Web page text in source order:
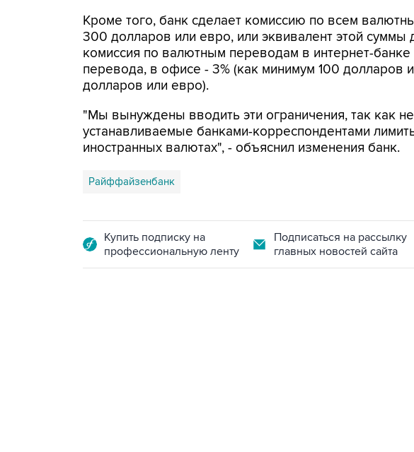
Кроме того, банк сделает комиссию по всем
300 долларов или евро, или эквивалент этой суммы
комиссия по валютным переводам в интернет-банке
перевода, в офисе - 3% (как минимум 100 долларов
долларов или евро).
"Мы вынуждены вводить эти ограничения, так как
устанавливаемые банками-корреспондентами
иностранных валютах", - объяснил изменения банк.
Райффайзенбанк
Купить подписку на
профессиональную ленту
Подписаться на рассылку
главных новостей сайта